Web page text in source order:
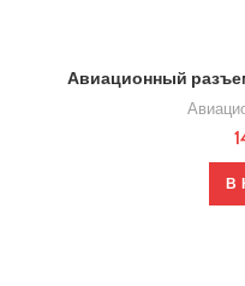
Авиационный
В